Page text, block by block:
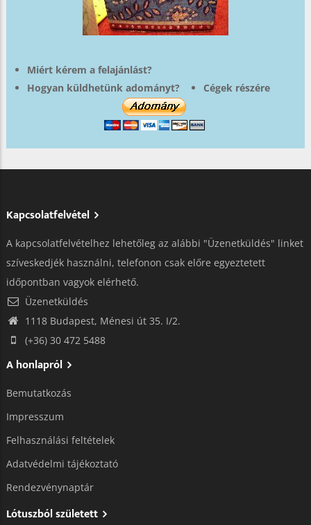
Miért kérem a felajánlást?
Hogyan küldhetünk adományt?
Cégek részére
Kapcsolatfelvétel
A kapcsolatfelvételhez lehetőleg az alábbi "Üzenetküldés" linket
szíveskedjék használni, telefonon csak előre egyeztetett
időpontban vagyok elérhető.
Üzenetküldés
1118 Budapest, Ménesi út 35. I/2.
(+36) 30 472 5488
A honlapról
Bemutatkozás
Impresszum
Felhasználási feltételek
Adatvédelmi tájékoztató​
Rendezvénynaptár
Lótuszból született